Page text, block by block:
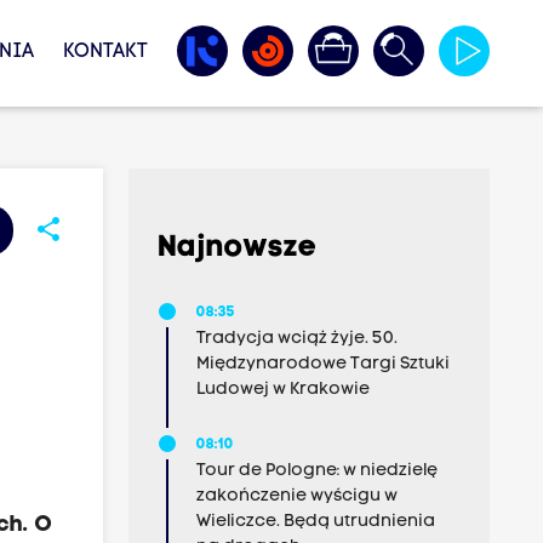
KONTAKT
share
O
Najnowsze
08:35
Tradycja wciąż żyje. 50.
Międzynarodowe Targi Sztuki
Ludowej w Krakowie
08:10
Tour de Pologne: w niedzielę
zakończenie wyścigu w
Wieliczce. Będą utrudnienia